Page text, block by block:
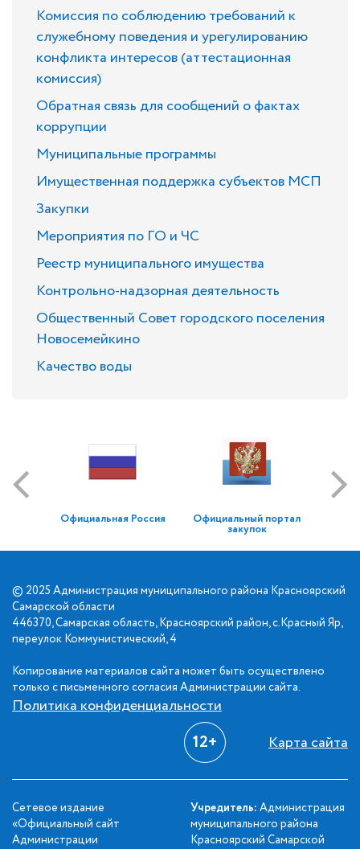
Комиссия по соблюдению требований к
служебному поведения и урегулированию
конфликта интересов (аттестационная
комиссия)
Обратная связь для сообщений о фактах
коррупции
Муниципальные программы
Имущественная поддержка субъектов МСП
Закупки
Мероприятия по ГО и ЧС
Реестр муниципального имущества
Контрольно-надзорная деятельность
Общественный Совет городского поселения
Новосемейкино
Качество воды
Официальная Россия Официальный портал
закупок
© 2025 Администрация муниципального района Красноярский
Самарской области
446370, Самарская область, Красноярский район, с.Красный Яр,
переулок Коммунистический, 4
Копирование материалов сайта может быть осуществлено
только с письменного согласия Администрации сайта.
Политика конфиденциальности
12+ Карта сайта
Сетевое издание
«Официальный сайт
Администрации
Учредитель: Администрация
муниципального района
Красноярский Самарской